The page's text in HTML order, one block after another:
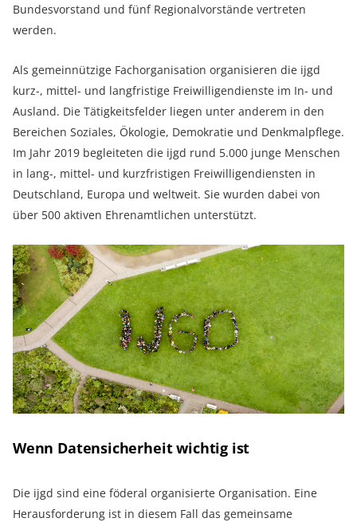
Bundesvorstand und fünf Regionalvorstände vertreten
werden.
Als gemeinnützige Fachorganisation organisieren die ijgd
kurz-, mittel- und langfristige Freiwilligendienste im In- und
Ausland. Die Tätigkeitsfelder liegen unter anderem in den
Bereichen Soziales, Ökologie, Demokratie und Denkmalpflege.
Im Jahr 2019 begleiteten die ijgd rund 5.000 junge Menschen
in lang-, mittel- und kurzfristigen Freiwilligendiensten in
Deutschland, Europa und weltweit. Sie wurden dabei von
über 500 aktiven Ehrenamtlichen unterstützt.
Wenn Datensicherheit wichtig ist
Die ijgd sind eine föderal organisierte Organisation. Eine
Herausforderung ist in diesem Fall das gemeinsame